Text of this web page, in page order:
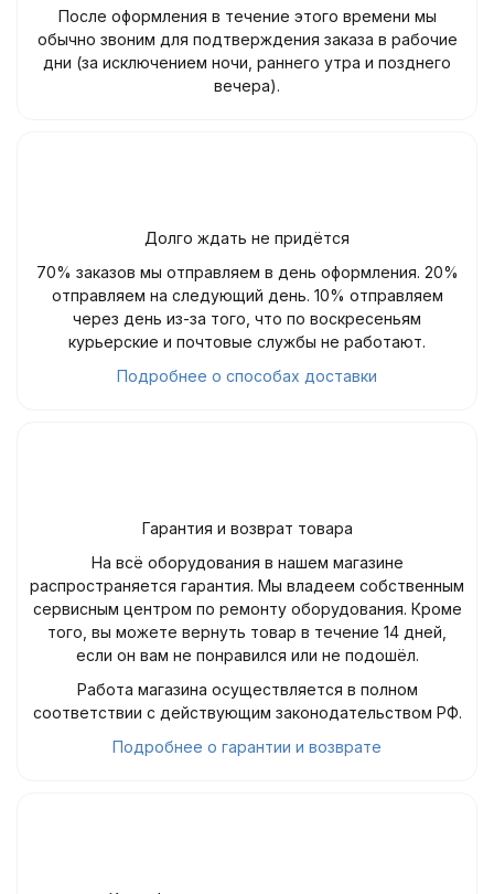
После оформления в течение этого времени мы
обычно звоним для подтверждения заказа в рабочие
дни (за исключением ночи, раннего утра и позднего
вечера).
Долго ждать не придётся
70% заказов мы отправляем в день оформления. 20%
отправляем на следующий день. 10% отправляем
через день из-за того, что по воскресеньям
курьерские и почтовые службы не работают.
Подробнее о способах доставки
Гарантия и возврат товара
На всё оборудования в нашем магазине
распространяется гарантия. Мы владеем собственным
сервисным центром по ремонту оборудования. Кроме
того, вы можете вернуть товар в течение 14 дней,
если он вам не понравился или не подошёл.
Работа магазина осуществляется в полном
соответствии с действующим законодательством РФ.
Подробнее о гарантии и возврате